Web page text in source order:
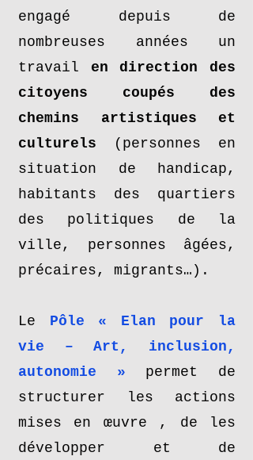
engagé depuis de
nombreuses années un
travail en direction des
citoyens coupés des
chemins artistiques et
culturels
(personnes en
situation de handicap,
habitants des quartiers
des politiques de la
ville, personnes âgées,
précaires, migrants…).
Le Pôle « Elan pour la
vie – Art, inclusion,
autonomie » permet de
structurer les actions
mises en œuvre , de les
développer et de